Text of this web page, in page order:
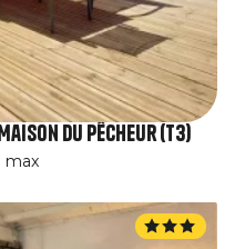
du Pêcheur (T3)
max